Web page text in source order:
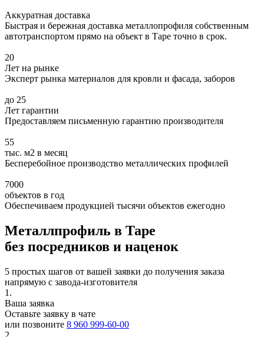
Аккуратная доставка
Быстрая и бережная доставка металлопрофиля собственным
автотранспортом прямо на объект в Таре точно в срок.
20
Лет на рынке
Эксперт рынка материалов для кровли и фасада, заборов
до 25
Лет гарантии
Предоставляем письменную гарантию производителя
55
тыс. м2 в месяц
Бесперебойное производство металлических профилей
7000
объектов в год
Обеспечиваем продукцией тысячи объектов ежегодно
Металлпрофиль в Таре
без посредников и наценок
5 простых шагов от вашей заявки до получения заказа
напрямую с завода-изготовителя
1.
Ваша заявка
Оставьте заявку в чате
или позвоните 8 960 999-60-00
2.